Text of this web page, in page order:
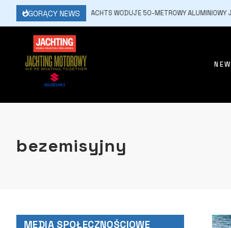
GORĄCY NEWS
16 MARCA, 2026 JFA YACHTS WODUJE 50-METROWY ALUMINIOWY
bezemisyjny
MEDIA SPOŁECZNOŚCIOWE